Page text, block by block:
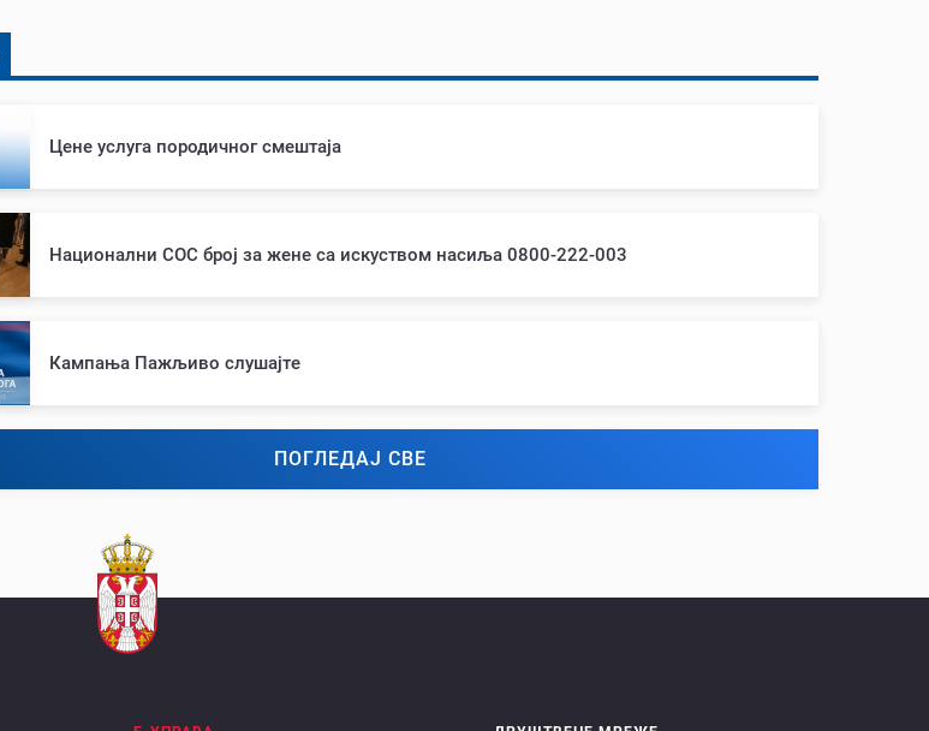
Цене услуга породичног смештаја
Национални СОС број за жене са искуством насиља 0800-222-003
Кампања Пажљиво слушајте
ПОГЛЕДАЈ СВЕ